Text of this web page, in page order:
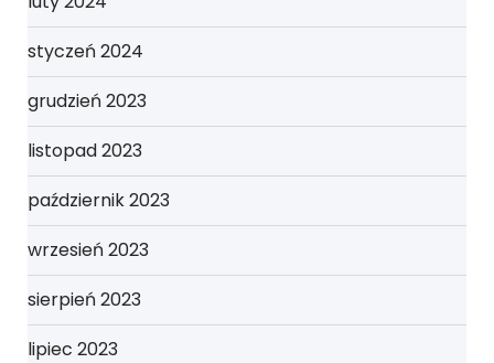
styczeń 2024
grudzień 2023
listopad 2023
październik 2023
wrzesień 2023
sierpień 2023
lipiec 2023